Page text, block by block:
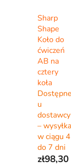
Sharp
Shape
Koło do
ćwiczeń
AB na
cztery
koła
Dostępne
u
dostawcy
– wysyłka
w ciągu 4
do 7 dni
zł98,30